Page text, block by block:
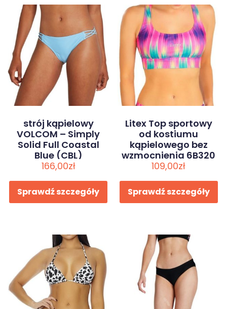
strój kąpielowy
VOLCOM – Simply
Solid Full Coastal
Blue (CBL)
166,00zł
Sprawdź szczegóły
Litex Top sportowy
od kostiumu
kąpielowego bez
wzmocnienia 6B320
38
109,00zł
Sprawdź szczegóły